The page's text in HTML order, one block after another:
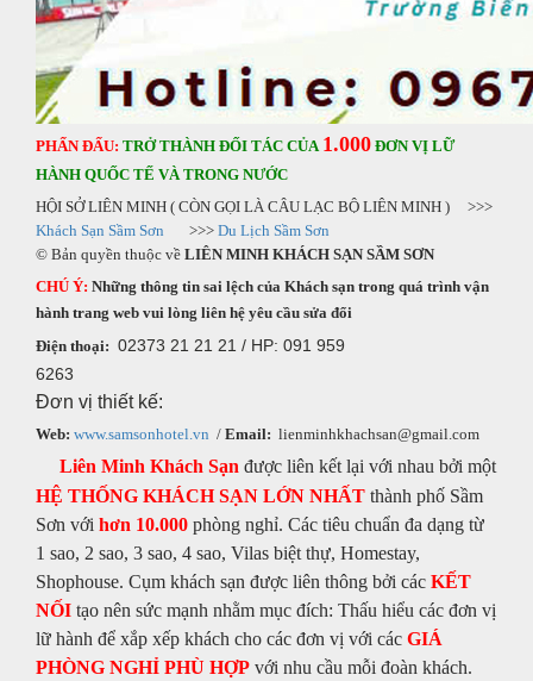
PHẤN ĐẤU: TRỞ THÀNH ĐỐI TÁC CỦA 1.000 ĐƠN VỊ LỮ
HÀNH QUỐC TẾ VÀ TRONG NƯỚC
HỘI SỞ LIÊN MINH ( CÒN GỌI LÀ CÂU LẠC BỘ LIÊN MINH ) >>>
Khách Sạn Sầm Sơn >>> Du Lịch Sầm Sơn
© Bản quyền thuộc về LIÊN MINH KHÁCH SẠN SẦM SƠN
CHÚ Ý: Những thông tin sai lệch của Khách sạn trong quá trình vận
hành trang web vui lòng liên hệ yêu cầu sửa đổi
Điện thoại: 02373 21 21 21 / HP: 091 959
6263
Đơn vị thiết kế:
Web: www.samsonhotel.vn / Email: lienminhkhachsan@gmail.com
Liên Minh Khách Sạn được liên kết lại với nhau bởi một
HỆ THỐNG KHÁCH SẠN LỚN NHẤT thành phố Sầm
Sơn với hơn 10.000 phòng nghỉ. Các tiêu chuẩn đa dạng từ
1 sao, 2 sao, 3 sao, 4 sao, Vilas biệt thự, Homestay,
Shophouse. Cụm khách sạn được liên thông bởi các KẾT
NỐI tạo nên sức mạnh nhằm mục đích: Thấu hiểu các đơn vị
lữ hành để xắp xếp khách cho các đơn vị với các GIÁ
PHÒNG NGHỈ PHÙ HỢP với nhu cầu mỗi đoàn khách.